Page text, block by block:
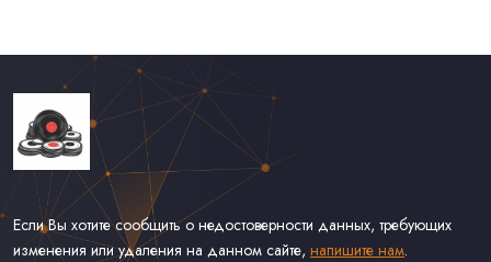
Если Вы хотите сообщить о недостоверности данных, требующих
изменения или удаления на данном сайте, напишите нам.